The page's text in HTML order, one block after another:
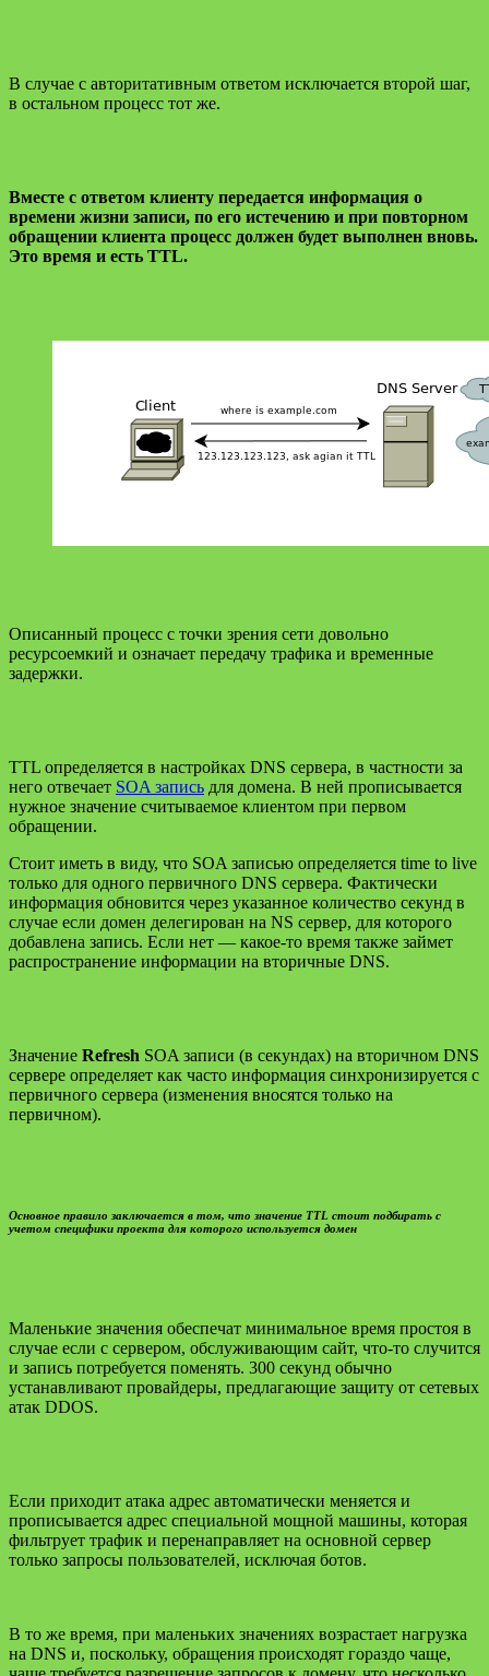
В случае с авторитативным ответом исключается второй шаг,
в остальном процесс тот же.
Вместе с ответом клиенту передается информация о
времени жизни записи, по его истечению и при повторном
обращении клиента процесс должен будет выполнен вновь.
Это время и есть TTL.
Описанный процесс с точки зрения сети довольно
ресурсоемкий и означает передачу трафика и временные
задержки.
TTL определяется в настройках DNS сервера, в частности за
него отвечает SOA запись для домена. В ней прописывается
нужное значение считываемое клиентом при первом
обращении.
Стоит иметь в виду, что SOA записью определяется time to live
только для одного первичного DNS сервера. Фактически
информация обновится через указанное количество секунд в
случае если домен делегирован на NS сервер, для которого
добавлена запись. Если нет — какое-то время также займет
распространение информации на вторичные DNS.
Значение Refresh SOA записи (в секундах) на вторичном DNS
сервере определяет как часто информация синхронизируется с
первичного сервера (изменения вносятся только на
первичном).
Основное правило заключается в том, что значение TTL стоит подбирать с
учетом специфики проекта для которого используется домен
Маленькие значения обеспечат минимальное время простоя в
случае если с сервером, обслуживающим сайт, что-то случится
и запись потребуется поменять. 300 секунд обычно
устанавливают провайдеры, предлагающие защиту от сетевых
атак DDOS.
Если приходит атака адрес автоматически меняется и
прописывается адрес специальной мощной машины, которая
фильтрует трафик и перенаправляет на основной сервер
только запросы пользователей, исключая ботов.
В то же время, при маленьких значениях возрастает нагрузка
на DNS и, поскольку, обращения происходят гораздо чаще,